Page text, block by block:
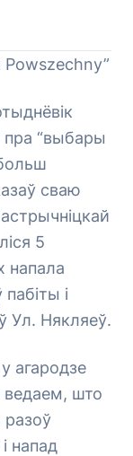
Powszechny”
пра “выбары
сваю
5
напала
і
Ул. Някляеў.
агародзе
ведаем, што
разоў
напад